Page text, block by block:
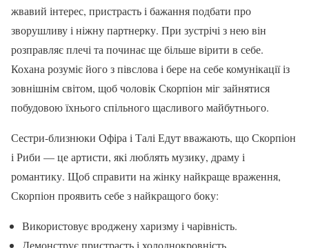
жвавий інтерес, пристрасть і бажання подбати про
зворушливу і ніжну партнерку. При зустрічі з нею він
розправляє плечі та починає ще більше вірити в себе.
Кохана розуміє його з півслова і бере на себе комунікації із
зовнішнім світом, щоб чоловік Скорпіон міг зайнятися
побудовою їхнього спільного щасливого майбутнього.
Сестри-близнюки Офіра і Талі Едут вважають, що Скорпіон
і Риби — це артисти, які люблять музику, драму і
романтику. Щоб справити на жінку найкраще враження,
Скорпіон проявить себе з найкращого боку:
Використовує вроджену харизму і чарівність.
Демонструє пристрасть і холоднокровність.